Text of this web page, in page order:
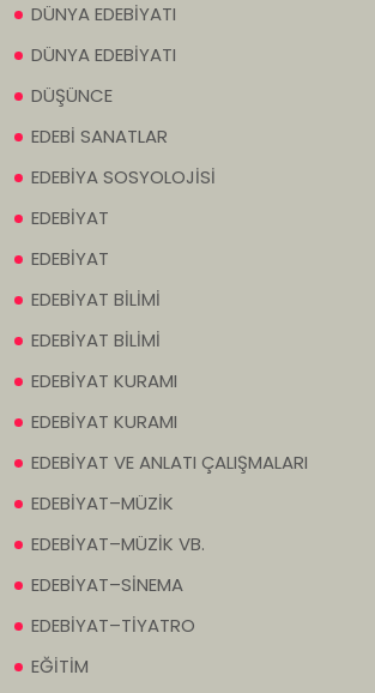
DÜNYA EDEBİYATI
DÜNYA EDEBİYATI
DÜŞÜNCE
EDEBİ SANATLAR
EDEBİYA SOSYOLOJİSİ
EDEBİYAT
EDEBİYAT
EDEBİYAT BİLİMİ
EDEBİYAT BİLİMİ
EDEBİYAT KURAMI
EDEBİYAT KURAMI
EDEBİYAT VE ANLATI ÇALIŞMALARI
EDEBİYAT–MÜZİK
EDEBİYAT–MÜZİK VB.
EDEBİYAT–SİNEMA
EDEBİYAT–TİYATRO
EĞİTİM